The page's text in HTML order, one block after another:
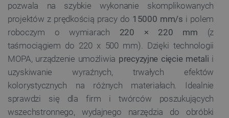
pozwala na szybkie wykonanie skomplikowanych
projektów z prędkością pracy do 15000 mm/s i polem
roboczym o wymiarach 220 × 220 mm (z
taśmociągiem do 220 x 500 mm). Dzięki technologii
MOPA, urządzenie umożliwia precyzyjne cięcie metali i
uzyskiwanie wyraźnych, trwałych efektów
kolorystycznych na różnych materiałach. Idealnie
sprawdzi się dla firm i twórców poszukujących
wszechstronnego, wydajnego narzędzia do obróbki